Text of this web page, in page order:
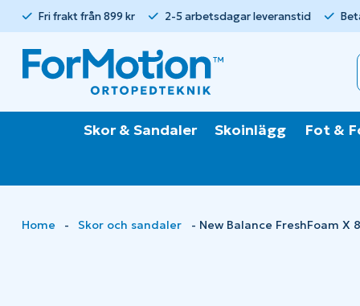
Fri frakt från 899 kr 2-5 arbetsdagar leveranstid
Skor & Sandaler Skoinlägg Fot &
Home - Skor och sandaler - New Balance FreshFoam X